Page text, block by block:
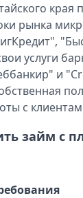
займе» от
об
ноября 2025 г.
края
рынка
услуги
и
с
займ с